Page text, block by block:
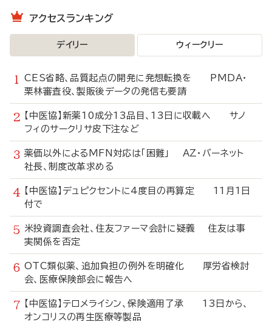
アクセスランキング
デイリー ウィークリー
CES省略、品質起点の開発に発想転換を PMDA・
栗林審査役、製販後データの発信も要請
【中医協】新薬10成分13品目、13日に収載へ サノ
フィのサークリサ皮下注など
薬価以外によるMFN対応は「困難」 AZ・バーネット
社長、制度改革求める
【中医協】デュピクセントに4度目の再算定 11月1日
付で
米投資調査会社、住友ファーマ会計に疑義 住友は事
実関係を否定
OTC類似薬、追加負担の例外を明確化 厚労省検討
会、医療保険部会に報告へ
【中医協】テロメライシン、保険適用了承 13日から、
オンコリスの再生医療等製品